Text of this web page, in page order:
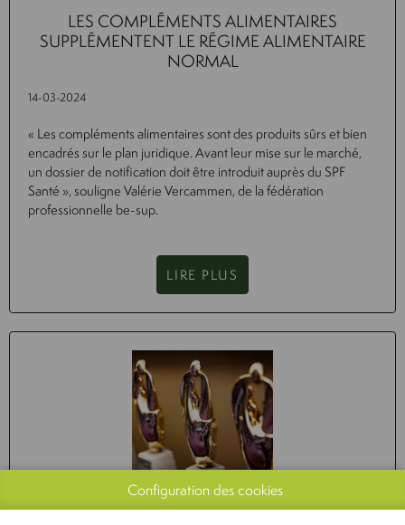
LES COMPLÉMENTS ALIMENTAIRES
SUPPLÉMENTENT LE RÉGIME ALIMENTAIRE
NORMAL
14-03-2024
« Les compléments alimentaires sont des produits sûrs et bien
encadrés sur le plan juridique. Avant leur mise sur le marché,
un dossier de notification doit être introduit auprès du SPF
Santé », souligne Valérie Vercammen, de la fédération
professionnelle be-sup.
LIRE PLUS
Configuration des cookies